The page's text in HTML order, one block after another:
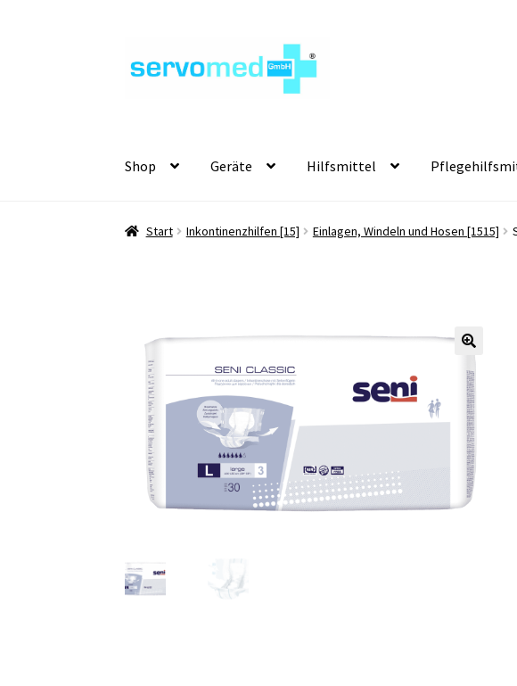
Navigation
Inhalt
Shop Geräte Hilfsmittel
Start Inkontinenzhilfen [15] Einlagen, Windeln und Hosen [1515]
🔍